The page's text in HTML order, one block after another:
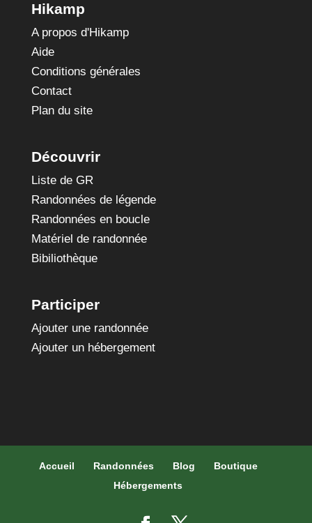
Hikamp
A propos d'Hikamp
Aide
Conditions générales
Contact
Plan du site
Découvrir
Liste de GR
Randonnées de légende
Randonnées en boucle
Matériel de randonnée
Bibiliothèque
Participer
Ajouter une randonnée
Ajouter un hébergement
Accueil Randonnées Blog
Boutique
Hébergements